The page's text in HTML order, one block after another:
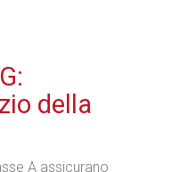
della
A assicurano